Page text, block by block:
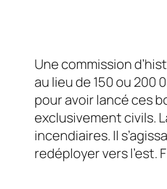
Une commission
au lieu de 150 ou 200
pour avoir lancé ces
exclusivement civils.
incendiaires. Il
redéployer vers l’est.